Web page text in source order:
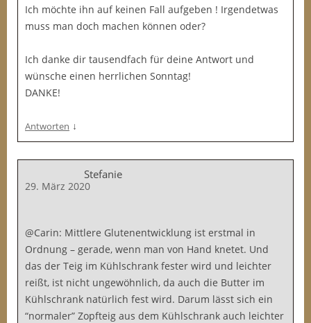
Ich möchte ihn auf keinen Fall aufgeben ! Irgendetwas
muss man doch machen können oder?
Ich danke dir tausendfach für deine Antwort und
wünsche einen herrlichen Sonntag!
DANKE!
Antworten ↓
Stefanie
29. März 2020
@Carin: Mittlere Glutenentwicklung ist erstmal in
Ordnung – gerade, wenn man von Hand knetet. Und
das der Teig im Kühlschrank fester wird und leichter
reißt, ist nicht ungewöhnlich, da auch die Butter im
Kühlschrank natürlich fest wird. Darum lässt sich ein
“normaler” Zopfteig aus dem Kühlschrank auch leichter